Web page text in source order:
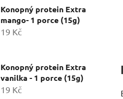
Konopný protein Extra
mango- 1 porce (15g)
19 Kč
Konopný protein Extra
vanilka - 1 porce (15g)
19 Kč